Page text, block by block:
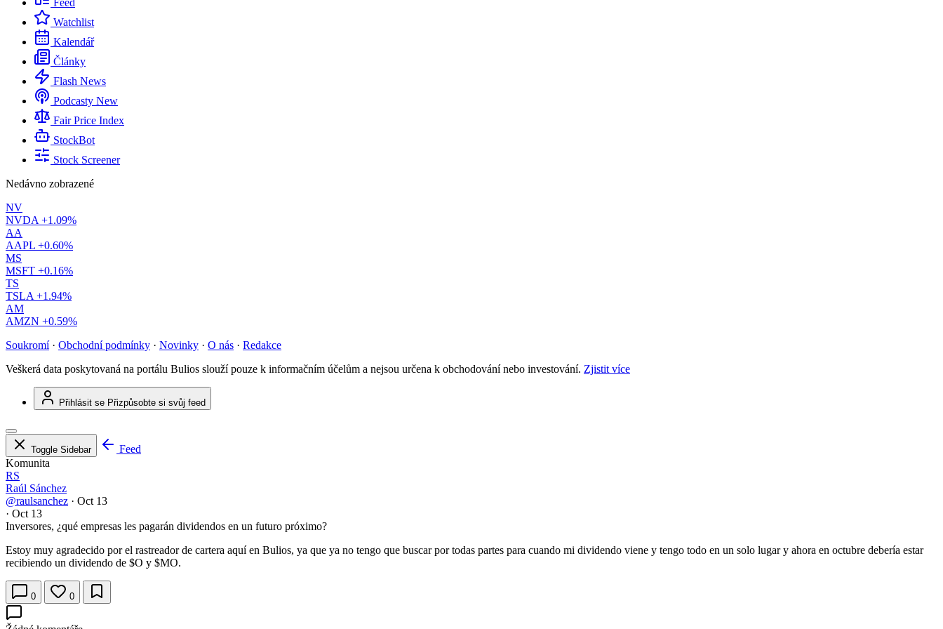
Feed
Watchlist
Kalendář
Články
Flash News
Podcasty New
Fair Price Index
StockBot
Stock Screener
Nedávno zobrazené
NV
NVDA +1.09%
AA
AAPL +0.60%
MS
MSFT +0.16%
TS
TSLA +1.94%
AM
AMZN +0.59%
Soukromí · Obchodní podmínky · Novinky · O nás · Redakce
Veškerá data poskytovaná na portálu Bulios slouží pouze k informačním účelům a nejsou určena k obchodování nebo investování. Zjistit více
Přihlásit se Přizpůsobte si svůj feed
Toggle Sidebar
Feed
Komunita
RS
Raúl Sánchez
@raulsanchez · Oct 13
· Oct 13
Inversores, ¿qué empresas les pagarán dividendos en un futuro próximo?
Estoy muy agradecido por el rastreador de cartera aquí en Bulios, ya que ya no tengo que buscar por todas partes para cuando mi dividendo viene y tengo todo en un solo lugar y ahora en octubre debería estar
recibiendo un dividendo de $O y $MO.
0 0